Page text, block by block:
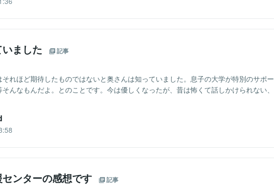
ました 記事
れほど期待したものではないと奥さんは知っていました。息子の大学が特別のサポー
そんなもんだよ。とのことです。今は優しくなったが、昔は怖くて話しかけられない、
ンターの感想です 記事